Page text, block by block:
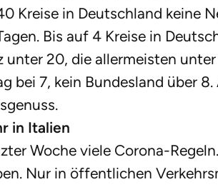
Kreise in Deutschland keine
Bis auf 4 Kreise in
unter 20, die allermeisten
bei 7, kein Bundesland über
in Italien
Woche viele Corona-
Nur in öffentlichen